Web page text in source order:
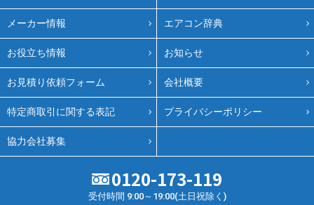
メーカー情報 エアコン辞典
お役立ち情報 お知らせ
お見積り依頼フォーム 会社概要
特定商取引に関する表記 プライバシーポリシー
協力会社募集
0120-173-119
受付時間 9:00～19:00(土日祝除く)